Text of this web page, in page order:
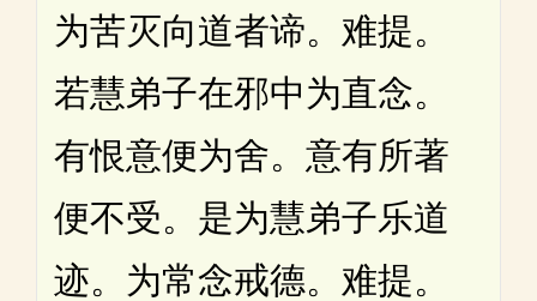
为苦灭向道者谛。难提。
若慧弟子在邪中为直念。
有恨意便为舍。意有所著
便不受。是为慧弟子乐道
迹。为常念戒德。难提。